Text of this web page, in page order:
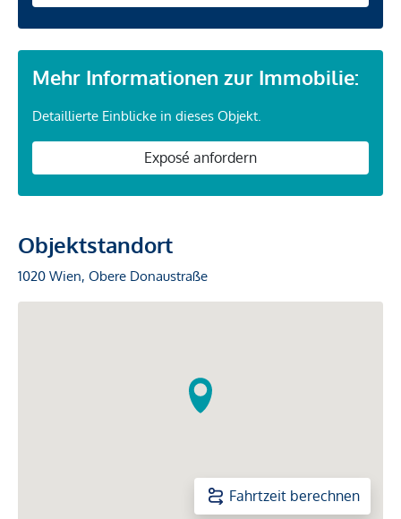
Mehr Informationen zur Immobilie:
Detaillierte Einblicke in dieses Objekt.
Exposé anfordern
Objektstandort
1020 Wien, Obere Donaustraße
Fahrtzeit berechnen